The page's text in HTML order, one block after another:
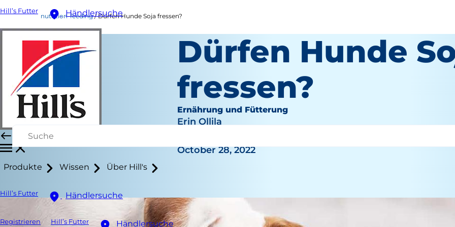
Hill’s Futter Händlersuche
Produkte Wissen Über Hill's
Hill’s Futter Händlersuche
Registrieren Hill’s Futter Händlersuche
nutrition-feeding Dürfen Hunde Soja fressen?
Dürfen Hunde
fressen?
Ernährung und Fütterung
Erin Ollila
October 28, 2022